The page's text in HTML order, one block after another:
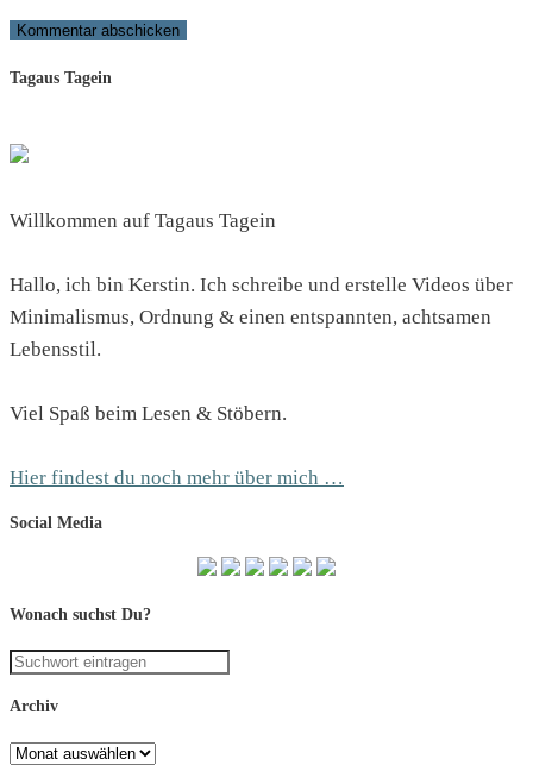
Tagaus Tagein
Willkommen auf Tagaus Tagein
Hallo, ich bin Kerstin. Ich schreibe und erstelle Videos über
Minimalismus, Ordnung & einen entspannten, achtsamen
Lebensstil.
Viel Spaß beim Lesen & Stöbern.
Hier findest du noch mehr über mich …
Social Media
Wonach suchst Du?
Archiv
Archiv